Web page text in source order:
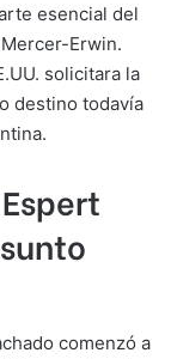
esencial del
Erwin.
solicitara la
destino todavía
comenzó a